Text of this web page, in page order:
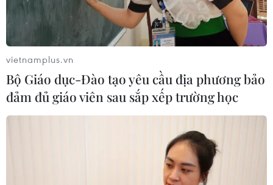
vietnamplus.vn
Bộ Giáo dục-Đào tạo yêu cầu địa phương bảo
đảm đủ giáo viên sau sắp xếp trường học